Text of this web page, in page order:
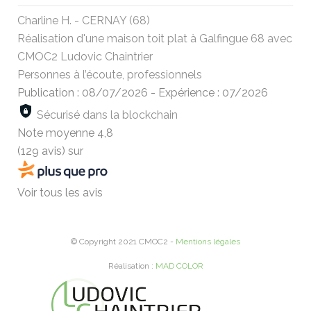
Charline H. - CERNAY (68)
Réalisation d'une maison toit plat à Galfingue 68 avec
CMOC2 Ludovic Chaintrier
Personnes à l’écoute, professionnels
Publication : 08/07/2026 - Expérience : 07/2026
Sécurisé dans la blockchain
Note moyenne 4,8
(129 avis) sur
Voir tous les avis
© Copyright 2021 CMOC2 - Mentions légales
Réalisation : MAD COLOR